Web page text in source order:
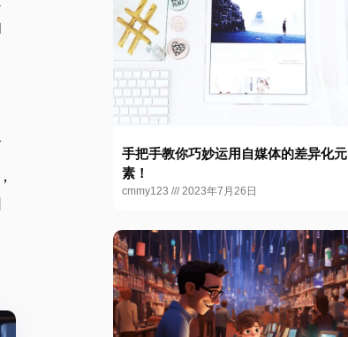
手把手教你巧妙运用自媒体的差异化元
素！
cmmy123 2023年7月26日